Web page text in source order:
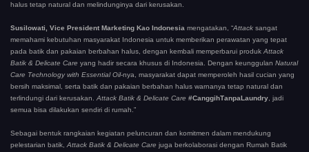
halus tetap natural dan melindunginya dari kerusakan.
Susilowati, Vice President Marketing Kao Indonesia mengatakan, “Attack sangat
memahami kebutuhan masyarakat Indonesia untuk memberikan perawatan yang tepat
pada batik dan pakaian berbahan halus, dengan kembali memperbarui produkAttack
Batik & Delicate Care yang hadir secara khusus di Indonesia. Dengan keunggulan Natural
Care Technology with Essential Oil-nya, masyarakat dapat memperoleh hasil cucian yang
bersih maksimal, serta batik dan pakaian berbahan halus warnanya tetap natural dan
terlindungi dari kerusakan.Attack Batik & Delicate Care #CanggihTanpaLaundry, jadi
semua bisa dilakukan sendiri di rumah.”
Sebagai bentuk rangkaian kegiatan peluncuran dan komitmen dalam mendukung
pelestarian batik,Attack Batik & Delicate Care juga berkolaborasi dengan Rumah Batik